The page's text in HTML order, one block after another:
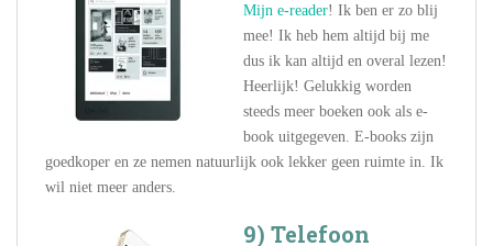
Mijn e-reader! Ik ben er zo blij
mee! Ik heb hem altijd bij me
dus ik kan altijd en overal lezen!
Heerlijk! Gelukkig worden
steeds meer boeken ook als e-
book uitgegeven. E-books zijn
goedkoper en ze nemen natuurlijk ook lekker geen ruimte in. Ik
wil niet meer anders.
9) Telefoon